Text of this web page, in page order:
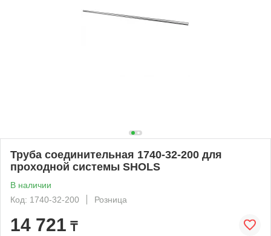
Труба соединительная 1740-32-200 для
проходной системы SHOLS
В наличии
Код: 1740-32-200
Розница
14 721 ₸